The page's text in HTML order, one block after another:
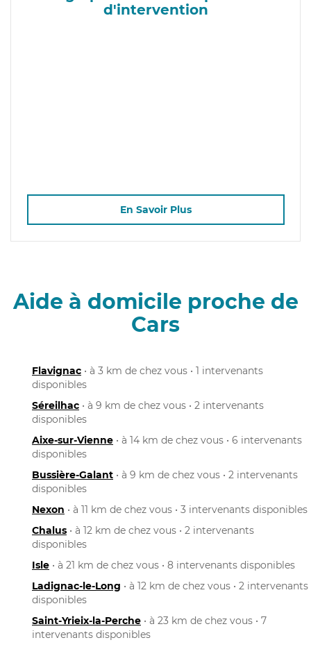
d'intervention
En Savoir Plus
Aide à domicile proche de
Cars
Flavignac • à 3 km de chez vous • 1 intervenants
disponibles
Séreilhac • à 9 km de chez vous • 2 intervenants
disponibles
Aixe-sur-Vienne • à 14 km de chez vous • 6 intervenants
disponibles
Bussière-Galant • à 9 km de chez vous • 2 intervenants
disponibles
Nexon • à 11 km de chez vous • 3 intervenants disponibles
Chalus • à 12 km de chez vous • 2 intervenants
disponibles
Isle • à 21 km de chez vous • 8 intervenants disponibles
Ladignac-le-Long • à 12 km de chez vous • 2 intervenants
disponibles
Saint-Yrieix-la-Perche • à 23 km de chez vous • 7
intervenants disponibles